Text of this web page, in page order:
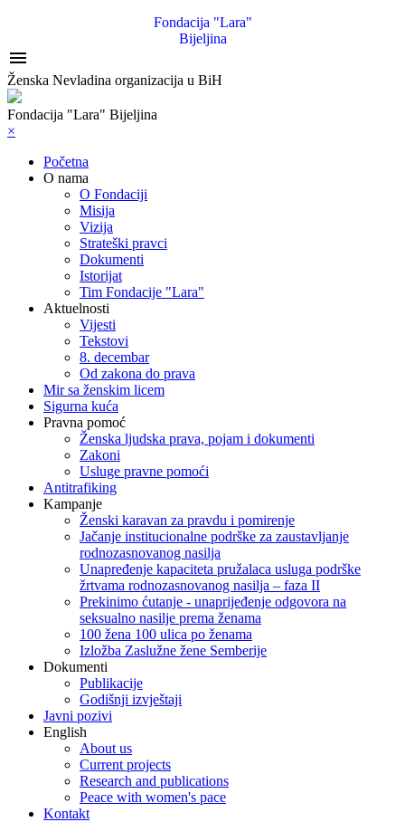
Fondacija "Lara"
Bijeljina

Ženska Nevladina organizacija u BiH
Fondacija "Lara" Bijeljina
×
Početna
O nama
O Fondaciji
Misija
Vizija
Strateški pravci
Dokumenti
Istorijat
Tim Fondacije "Lara"
Aktuelnosti
Vijesti
Tekstovi
8. decembar
Od zakona do prava
Mir sa ženskim licem
Sigurna kuća
Pravna pomoć
Ženska ljudska prava, pojam i dokumenti
Zakoni
Usluge pravne pomoći
Antitrafiking
Kampanje
Ženski karavan za pravdu i pomirenje
Jačanje institucionalne podrške za zaustavljanje
rodnozasnovanog nasilja
Unapređenje kapaciteta pružalaca usluga podrške
žrtvama rodnozasnovanog nasilja – faza II
Prekinimo ćutanje - unaprijeđenje odgovora na
seksualno nasilje prema ženama
100 žena 100 ulica po ženama
Izložba Zaslužne žene Semberije
Dokumenti
Publikacije
Godišnji izvještaji
Javni pozivi
English
About us
Current projects
Research and publications
Peace with women's pace
Kontakt